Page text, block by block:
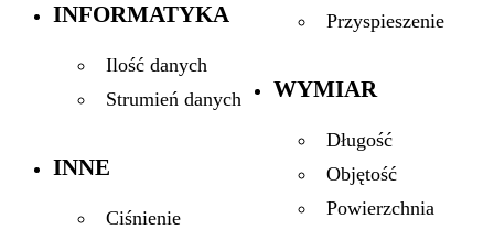
INFORMATYKA
Ilość danych
Strumień danych
INNE
Ciśnienie
Przyspieszenie
WYMIAR
Długość
Objętość
Powierzchnia